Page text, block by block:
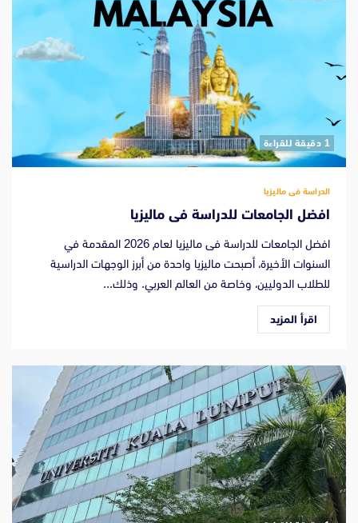
‫1 دقيقة للقراءة
الدراسة فى ماليزيا
افضل الجامعات للدراسة فى ماليزيا
افضل الجامعات للدراسة فى ماليزيا لعام 2026 المقدمة في
السنوات الأخيرة، أصبحت ماليزيا واحدة من أبرز الوجهات الدراسية
للطلاب الدوليين، وخاصة من العالم العربي. وذلك...
اقرأ المزيد